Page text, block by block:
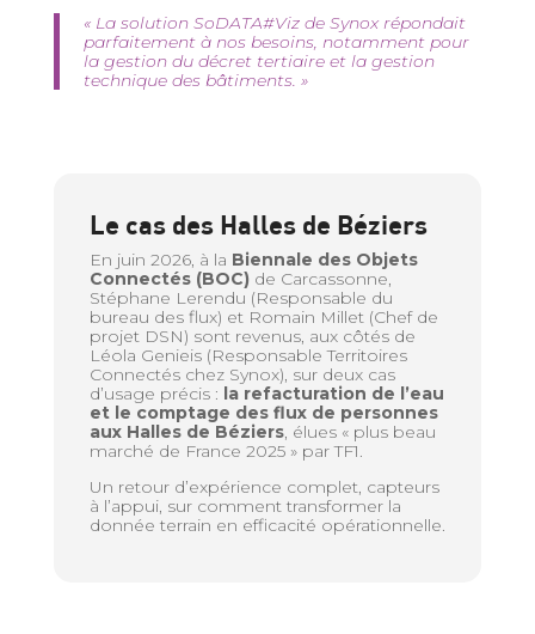
« La solution SoDATA#Viz de Synox répondait
parfaitement à nos besoins, notamment pour
la gestion du décret tertiaire et la gestion
technique des bâtiments. »
Le cas des Halles de Béziers
En juin 2026, à la Biennale des Objets
Connectés (BOC)de Carcassonne,
Stéphane Lerendu (Responsable du
bureau des flux) et Romain Millet (Chef de
projet DSN) sont revenus, aux côtés de
Léola Genieis (Responsable Territoires
Connectés chez Synox), sur deux cas
d’usage précis : la refacturation de l’eau
et le comptage des flux de personnes
aux Halles de Béziers, élues « plus beau
marché de France 2025 » par TF1.
Un retour d’expérience complet, capteurs
à l’appui, sur comment transformer la
donnée terrain en efficacité opérationnelle.